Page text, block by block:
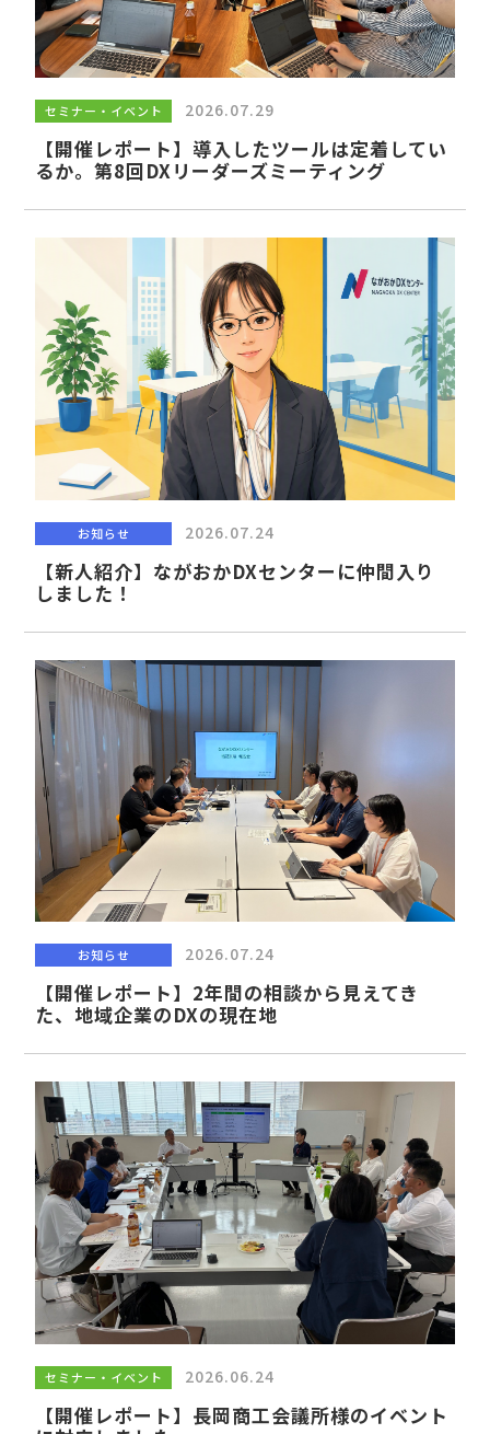
運営会社
個人情報保護方針
セミナー・イベント 2026.07.29
【開催レポート】導入したツールは定着してい
るか。第8回DXリーダーズミーティング
お知らせ 2026.07.24
【新人紹介】ながおかDXセンターに仲間入り
しました！
お知らせ 2026.07.24
【開催レポート】2年間の相談から見えてき
た、地域企業のDXの現在地
セミナー・イベント 2026.06.24
【開催レポート】長岡商工会議所様のイベント